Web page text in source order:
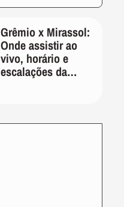
Grêmio x Mirassol:
Onde assistir ao
vivo, horário e
escalações da